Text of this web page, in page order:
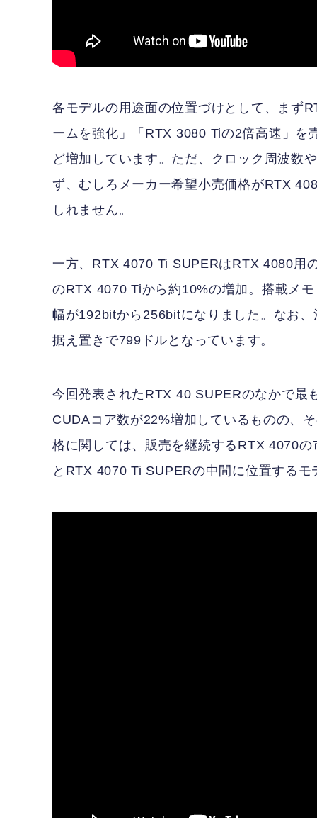
各モデルの用途面の位置づけとして、まず
ームを強化」「RTX 3080 Tiの2倍高速」
ど増加しています。ただ、クロック周波数
ず、むしろメーカー希望小売価格がRTX
しれません。
一方、RTX 4070 Ti SUPERはRTX 4080用
のRTX 4070 Tiから約10%の増加。搭載メ
幅が192bitから256bitになりました。なお
据え置きで799ドルとなっています。
今回発表されたRTX 40 SUPERのなかで
CUDAコア数が22%増加しているものの、
格に関しては、販売を継続するRTX 4070
とRTX 4070 Ti SUPERの中間に位置する